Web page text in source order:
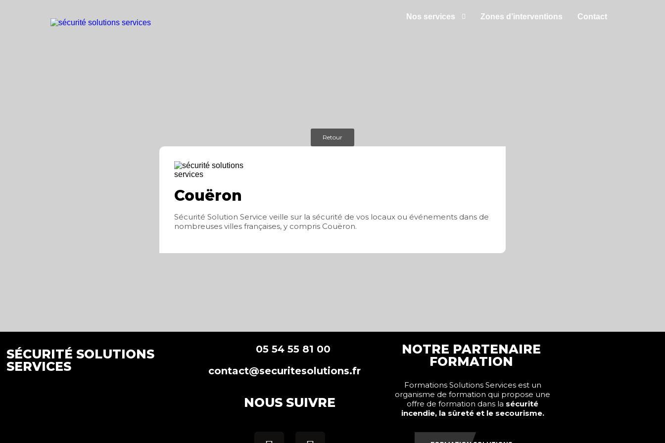
Nos services Zones d’interventions Contact
Retour
Couëron
Sécurité Solution Service veille sur la sécurité de vos locaux ou événements dans de
nombreuses villes françaises, y compris Couëron.
SÉCURITÉ SOLUTIONS
SERVICES
05 54 55 81 00
contact@securitesolutions.fr
NOUS SUIVRE
NOTRE PARTENAIRE
FORMATION
Formations Solutions Services est un
organisme de formation qui propose une
offre de formation dans la sécurité
incendie, la sûreté et le secourisme.